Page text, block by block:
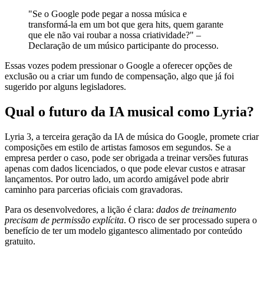
"Se o Google pode pegar a nossa música e
transformá‑la em um bot que gera hits, quem garante
que ele não vai roubar a nossa criatividade?" –
Declaração de um músico participante do processo.
Essas vozes podem pressionar o Google a oferecer opções de
exclusão ou a criar um fundo de compensação, algo que já foi
sugerido por alguns legisladores.
Qual o futuro da IA musical como Lyria?
Lyria 3, a terceira geração da IA de música do Google, promete criar
composições em estilo de artistas famosos em segundos. Se a
empresa perder o caso, pode ser obrigada a treinar versões futuras
apenas com dados licenciados, o que pode elevar custos e atrasar
lançamentos. Por outro lado, um acordo amigável pode abrir
caminho para parcerias oficiais com gravadoras.
Para os desenvolvedores, a lição é clara: dados de treinamento
precisam de permissão explícita. O risco de ser processado supera o
benefício de ter um modelo gigantesco alimentado por conteúdo
gratuito.